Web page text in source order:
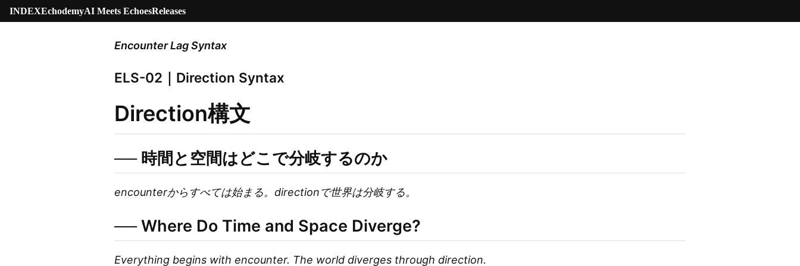
INDEXEchodemyAI Meets EchoesReleases
Encounter Lag Syntax
ELS-02｜Direction Syntax
Direction構文
── 時間と空間はどこで分岐するのか
encounterからすべては始まる。directionで世界は分岐する。
── Where Do Time and Space Diverge?
Everything begins with encounter. The world diverges through direction.